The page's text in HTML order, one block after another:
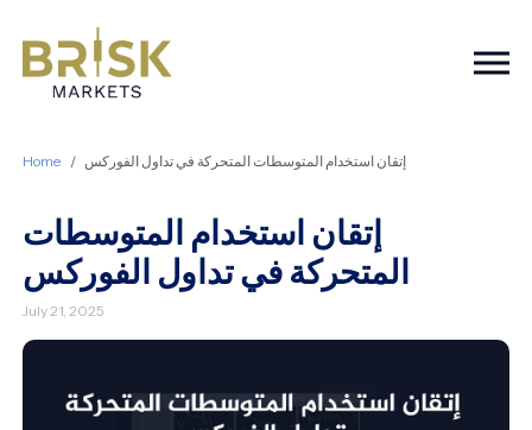
Home إتقان استخدام المتوسطات المتحركة في تداول الفوركس
إتقان استخدام المتوسطات
المتحركة في تداول الفوركس
July 21, 2025